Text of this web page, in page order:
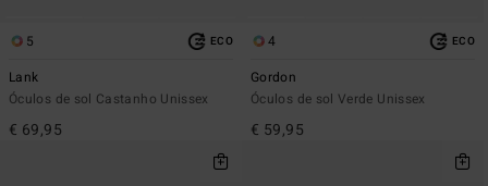
5 ECO
Lank
Óculos de sol Castanho Unissex
€ 69,95
4 ECO
Gordon
Óculos de sol Verde Unissex
€ 59,95